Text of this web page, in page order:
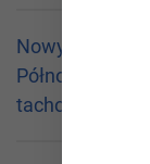
Nowy system
Północnej-
tachografy